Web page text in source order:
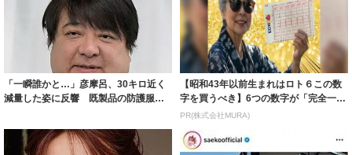
「一瞬誰かと…」彦摩呂、30キロ近く
減量した姿に反響 既製品の防護服が
【昭和43年以前生まれはロト６この数
字を買うべき】6つの数字が「完全一
致」する方...
PR(株式会社MURA)